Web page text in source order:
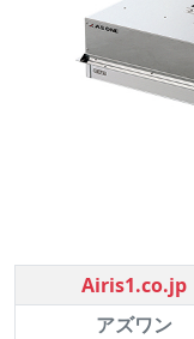
Airis1.co.jp
アズワン